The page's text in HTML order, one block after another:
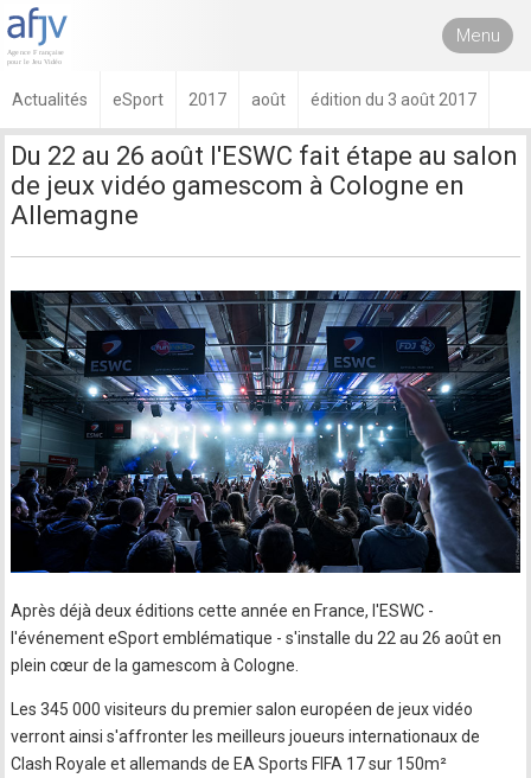
Menu
Actualités eSport 2017 août édition du 3 août 2017
Du 22 au 26 août l'ESWC fait étape au salon
de jeux vidéo gamescom à Cologne en
Allemagne
Après déjà deux éditions cette année en France, l'ESWC -
l'événement eSport emblématique - s'installe du 22 au 26 août en
plein cœur de la gamescom à Cologne.
Les 345 000 visiteurs du premier salon européen de jeux vidéo
verront ainsi s'affronter les meilleurs joueurs internationaux de
Clash Royale et allemands de EA Sports FIFA 17 sur 150m²